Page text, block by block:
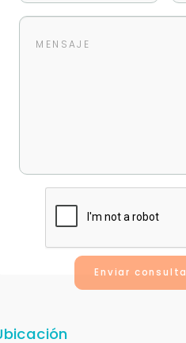
Enviar consulta